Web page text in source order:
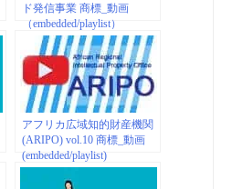
ド発信事業 商標_動画
（embedded/playlist）
アフリカ広域知的財産機関
(ARIPO) vol.10 商標_動画
(embedded/playlist)